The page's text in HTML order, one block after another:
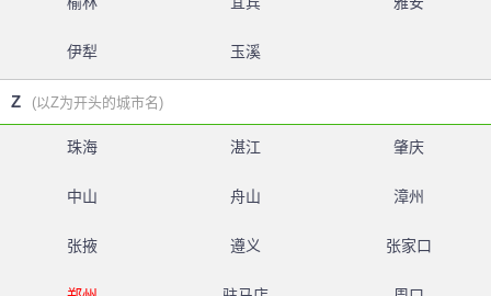
伊犁 玉溪
Z (以Z为开头的城市名)
珠海 湛江 肇庆
中山 舟山 漳州
张掖 遵义 张家口